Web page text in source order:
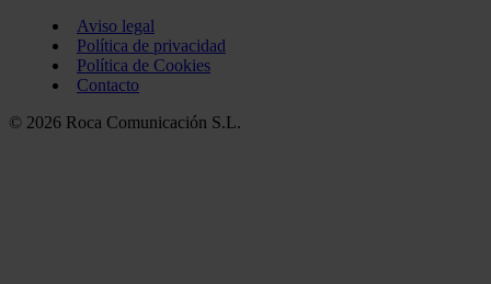
Aviso legal
Política de privacidad
Política de Cookies
Contacto
© 2026 Roca Comunicación S.L.